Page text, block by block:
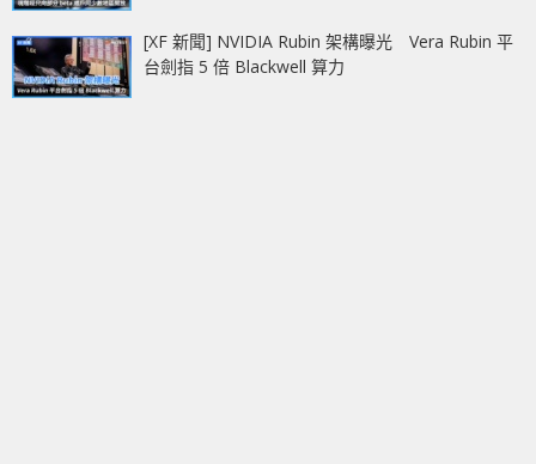
[XF 新聞] NVIDIA Rubin 架構曝光 Vera Rubin 平
台劍指 5 倍 Blackwell 算力